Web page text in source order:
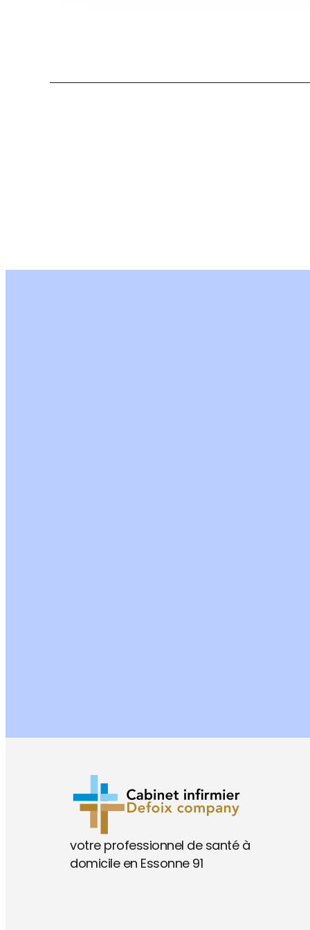
votre professionnel de santé à
domicile en Essonne 91